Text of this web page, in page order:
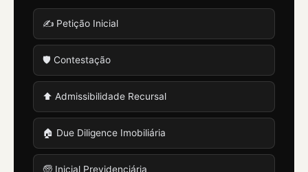
✍️ Petição Inicial
🛡️ Contestação
⬆️ Admissibilidade Recursal
🏠 Due Diligence Imobiliária
🧓 Inicial Previdenciária